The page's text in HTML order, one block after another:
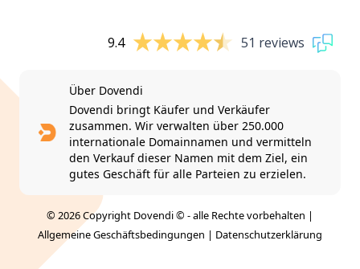
9.4 51 reviews
Über Dovendi
Dovendi bringt Käufer und Verkäufer
zusammen. Wir verwalten über 250.000
internationale Domainnamen und vermitteln
den Verkauf dieser Namen mit dem Ziel, ein
gutes Geschäft für alle Parteien zu erzielen.
© 2026 Copyright Dovendi © - alle Rechte vorbehalten |
Allgemeine Geschäftsbedingungen | Datenschutzerklärung